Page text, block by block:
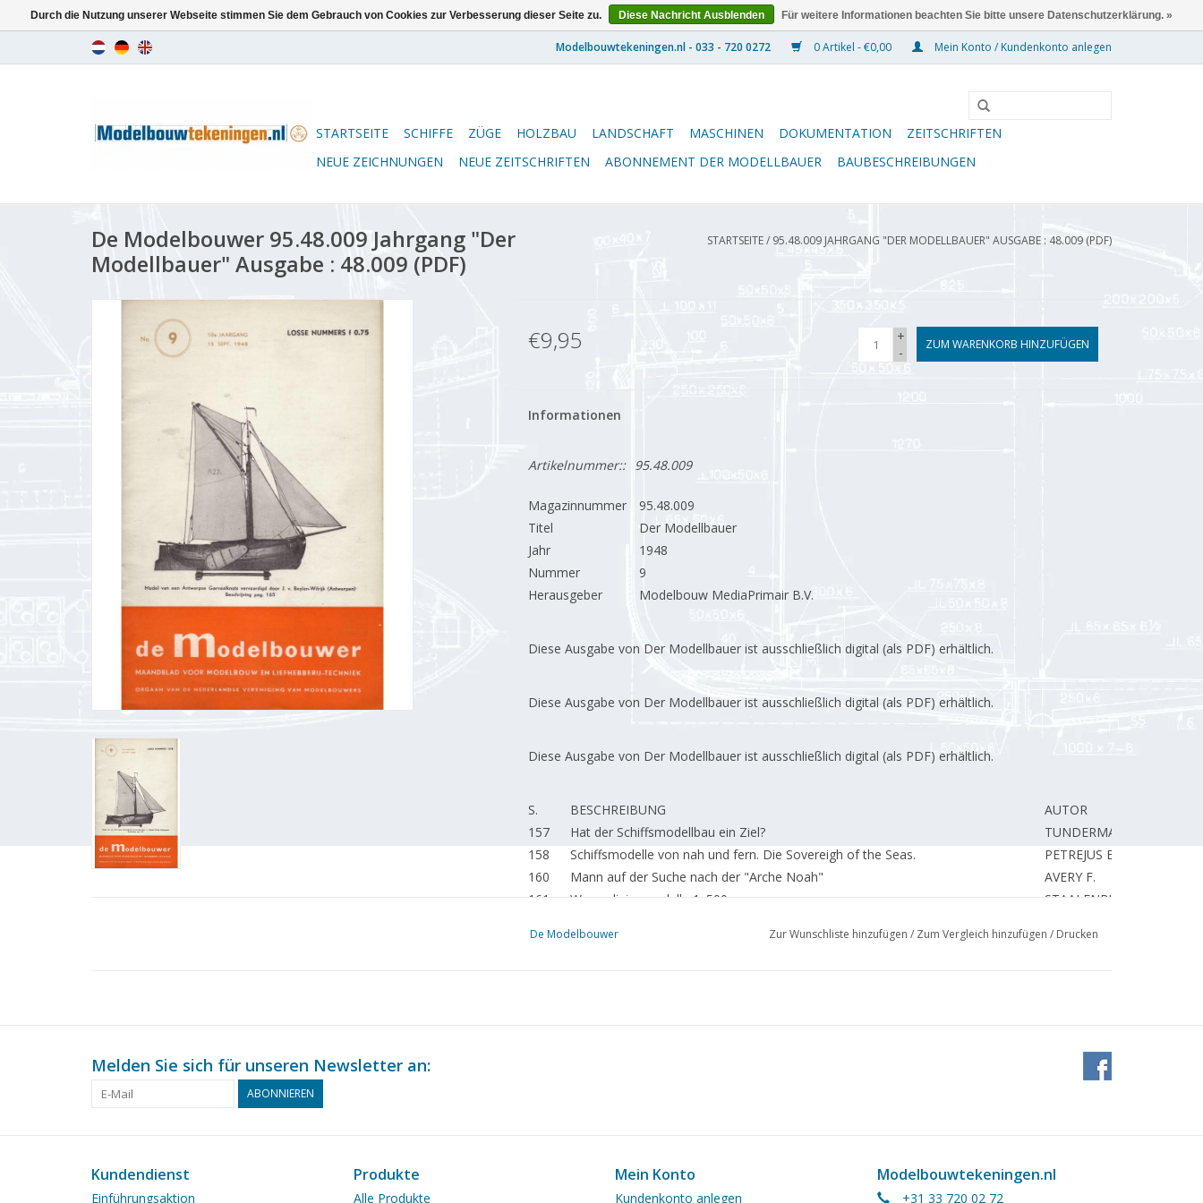
0 Artikel - €0,00 Mein Konto / Kundenkonto anlegen
STARTSEITE SCHIFFE ZÜGE HOLZBAU LANDSCHAFT MASCHINEN DOKUMENTATION
ZEITSCHRIFTEN
NEUE ZEICHNUNGEN
NEUE ZEITSCHRIFTEN ABONNEMENT DER MODELLBAUER BAUBESCHREIBUNGEN
De Modelbouwer 95.48.009 Jahrgang "Der
Modellbauer" Ausgabe : 48.009 (PDF)
STARTSEITE/ 95.48.009 JAHRGANG "DER MODELLBAUER" AUSGABE : 48.009 (PDF)
€9,95
+
-
ZUM WARENKORB HINZUFÜGEN
Informationen
Artikelnummer:: 95.48.009
Magazinnummer
95.48.009
Titel
Der Modellbauer
Jahr
1948
Nummer
9
Herausgeber
Modelbouw MediaPrimair B.V.
Diese Ausgabe von Der Modellbauer ist ausschließlich digital (als PDF) erhältlich.
Diese Ausgabe von Der Modellbauer ist ausschließlich digital (als PDF) erhältlich.
Diese Ausgabe von Der Modellbauer ist ausschließlich digital (als PDF) erhältlich.
S. BESCHREIBUNG
AUTOR
157
Hat der Schiffsmodellbau ein Ziel?
TUNDERMAN B.
158
Schiffsmodelle von nah und fern. Die Sovereigh of the Seas.
PETREJUS E.
160
Mann auf der Suche nach der "Arche Noah"
AVERY F.
161
Wasserlinienmodelle 1: 500
STAALENBURG J.
165
Modell-Dampftrawler "Haarlem"
BETTONVIEL H.
VERHEY P.
VERHEY P.
De Modelbouwer Zur Wunschliste hinzufügen / Zum Vergleich hinzufügen / Drucken
Melden Sie sich für unseren Newsletter an:
ABONNIEREN
Kundendienst
Einführungsaktion
Produkte
Alle Produkte
Mein Konto
Kundenkonto anlegen
Modelbouwtekeningen.nl
+31 33 720 02 72
Durch die Nutzung unserer Webseite stimmen Sie dem Gebrauch von Cookies zur Verbesserung dieser Seite zu. Diese Nachricht Ausblenden Für weitere Informationen beachten Sie bitte unsere Datenschutzerklärung. »